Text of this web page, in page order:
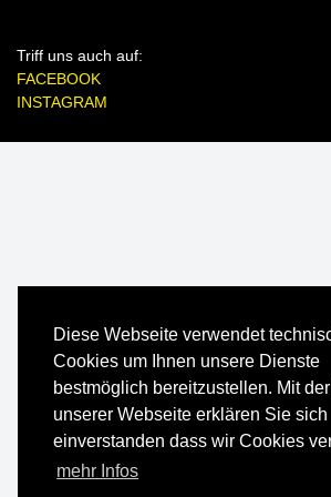
Diese Webseite verwendet
Cookies um Ihnen unsere Dienste
bestmöglich bereitzustellen. Mit
unserer Webseite erklären Sie sich
einverstanden dass wir Cookies
mehr Infos
Triff uns auch auf:
FACEBOOK
INSTAGRAM